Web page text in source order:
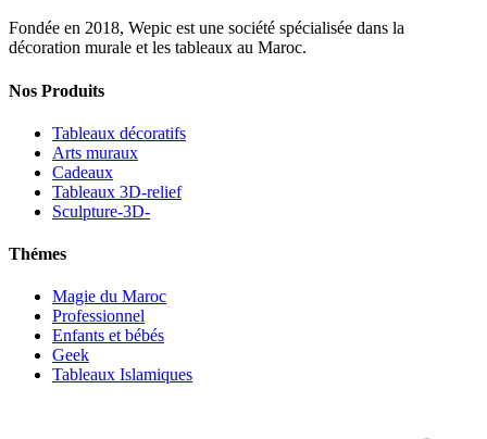
Fondée en 2018, Wepic est une société spécialisée dans la
décoration murale et les tableaux au Maroc.
Nos Produits
Tableaux décoratifs
Arts muraux
Cadeaux
Tableaux 3D-relief
Sculpture-3D-
Thémes
Magie du Maroc
Professionnel
Enfants et bébés
Geek
Tableaux Islamiques